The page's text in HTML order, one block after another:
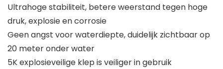
Ultrahoge stabiliteit, betere weerstand tegen hoge
druk, explosie en corrosie
Geen angst voor waterdiepte, duidelijk zichtbaar op
20 meter onder water
5K explosieveilige klep is veiliger in gebruik